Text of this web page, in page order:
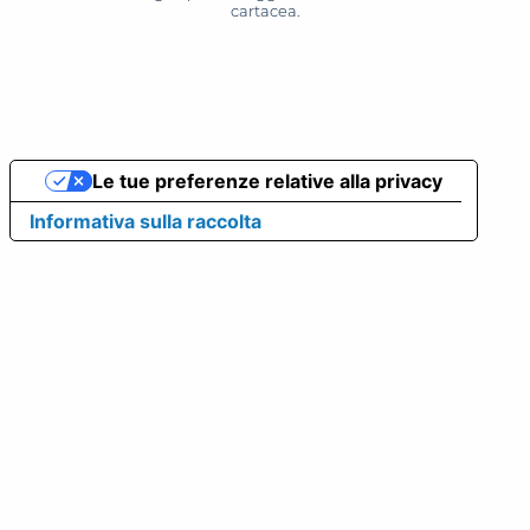
cartacea.
Informativa sulla raccolta
Le tue preferenze relative alla privacy